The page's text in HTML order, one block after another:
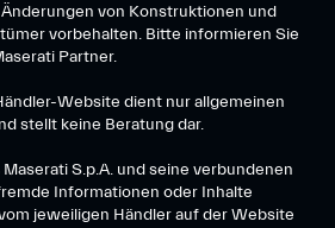
von Konstruktionen und
vorbehalten. Bitte informieren Sie
Partner.
Website dient nur allgemeinen
stellt keine Beratung dar.
S.p.A. und seine verbundenen
Informationen oder Inhalte
jeweiligen Händler auf der Website